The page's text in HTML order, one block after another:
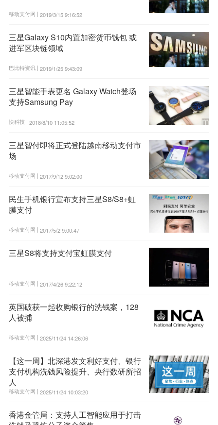
移动支付网 | 2019/3/15 9:16:52
三星Galaxy S10内置加密货币钱包 或
进军区块链领域
巴比特资讯 | 2019/1/25 9:43:09
三星智能手表更名 Galaxy Watch登场
支持Samsung Pay
快科技 | 2018/8/10 11:05:52
三星智付即将正式登陆越南移动支付市
场
移动支付网 | 2017/9/12 9:02:00
民生手机银行宣布支持三星S8/S8+虹
膜支付
移动支付网 | 2017/5/2 9:00:47
三星S8将支持支付宝虹膜支付
移动支付网 | 2017/4/26 9:22:12
英国破获一起收购银行的洗钱案，128
人被捕
移动支付网 | 2025/11/24 14:26:06
【这一周】北深港发文利好支付、银行
支付机构洗钱风险提升、央行数研所招
人
移动支付网 | 2025/11/24 10:03:20
香港金管局：支持人工智能应用于打击